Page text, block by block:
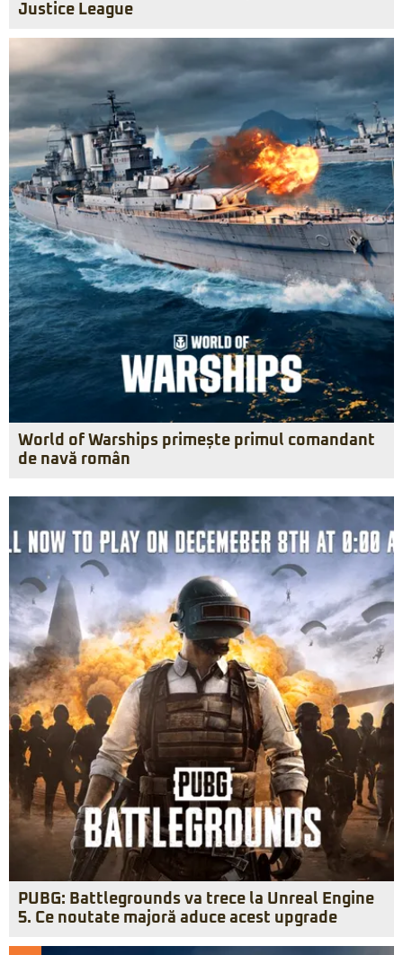
Justice League
World of Warships primește primul comandant
de navă român
PUBG: Battlegrounds va trece la Unreal Engine
5. Ce noutate majoră aduce acest upgrade